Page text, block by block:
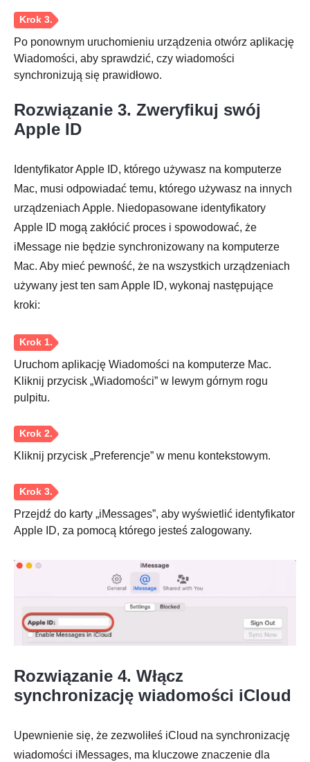
Krok 1.
Krok 2.
Krok 3.
Po ponownym uruchomieniu urządzenia otwórz aplikację
Wiadomości, aby sprawdzić, czy wiadomości
synchronizują się prawidłowo.
Rozwiązanie 3. Zweryfikuj swój
Apple ID
Identyfikator Apple ID, którego używasz na komputerze
Mac, musi odpowiadać temu, którego używasz na innych
urządzeniach Apple. Niedopasowane identyfikatory
Apple ID mogą zakłócić proces i spowodować, że
iMessage nie będzie synchronizowany na komputerze
Mac. Aby mieć pewność, że na wszystkich urządzeniach
używany jest ten sam Apple ID, wykonaj następujące
kroki:
Uruchom aplikację Wiadomości na komputerze Mac.
Kliknij przycisk „Wiadomości” w lewym górnym rogu
pulpitu.
Kliknij przycisk „Preferencje” w menu kontekstowym.
Przejdź do karty „iMessages”, aby wyświetlić identyfikator
Apple ID, za pomocą którego jesteś zalogowany.
Rozwiązanie 4. Włącz
synchronizację wiadomości iCloud
Upewnienie się, że zezwoliłeś iCloud na synchronizację
wiadomości iMessages, ma kluczowe znaczenie dla